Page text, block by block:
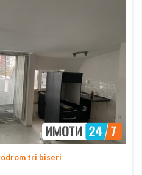
tri biseri